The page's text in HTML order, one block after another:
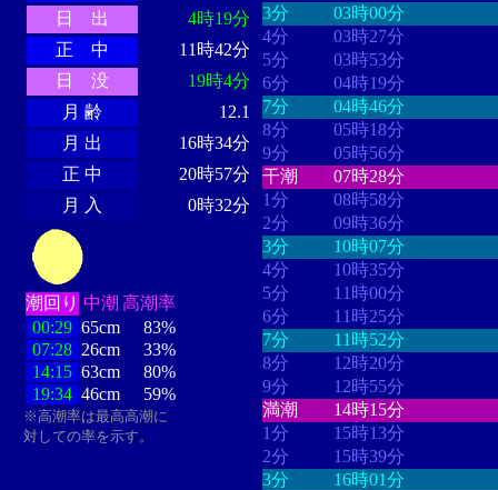
日 出
4時19分
正 中
11時42分
日 没
19時4分
月 齢
12.1
月 出
16時34分
正 中
20時57分
月 入
0時32分
潮回り 中潮 高潮率
00:29 65cm
83%
07:28 26cm
33%
14:15 63cm
80%
19:34 46cm 59%
※高潮率は最高高潮に
対しての率を示す。
3分
03時00分
4分
03時27分
5分
03時53分
6分
04時19分
7分
04時46分
8分
05時18分
9分
05時56分
干潮
07時28分
1分
08時58分
2分
09時36分
3分
10時07分
4分
10時35分
5分
11時00分
6分
11時25分
7分
11時52分
8分
12時20分
9分
12時55分
満潮
14時15分
1分
15時13分
2分
15時39分
3分
16時01分